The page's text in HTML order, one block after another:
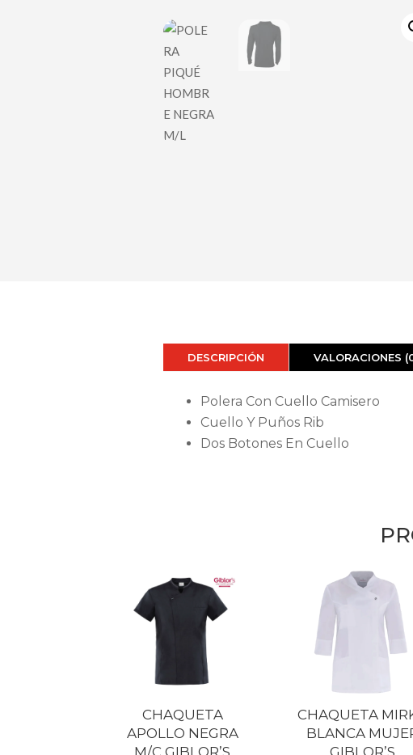
DESCRIPCIÓN VALORACIONES
Polera Con Cuello Camisero
Cuello Y Puños Rib
Dos Botones En Cuello
CHAQUETA
APOLLO NEGRA
M/C GIBLOR’S
CHAQUETA
BLANCA
GIBLOR’S